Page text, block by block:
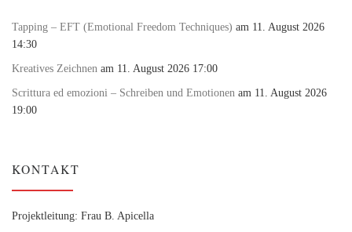
Tapping – EFT (Emotional Freedom Techniques) am 11. August 2026
14:30
Kreatives Zeichnen am 11. August 2026 17:00
Scrittura ed emozioni – Schreiben und Emotionen am 11. August 2026
19:00
KONTAKT
Projektleitung: Frau B. Apicella